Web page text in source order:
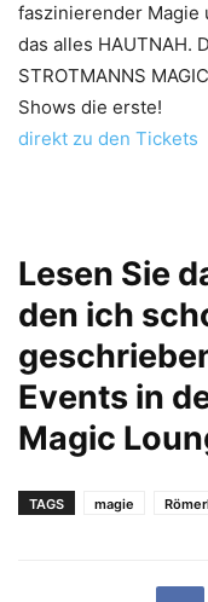
faszinierender Magie
das alles HAUTNAH.
STROTMANNS
Shows die erste!
direkt zu den Tickets
Lesen Sie
den ich
Events in
Magic
TAGS magie